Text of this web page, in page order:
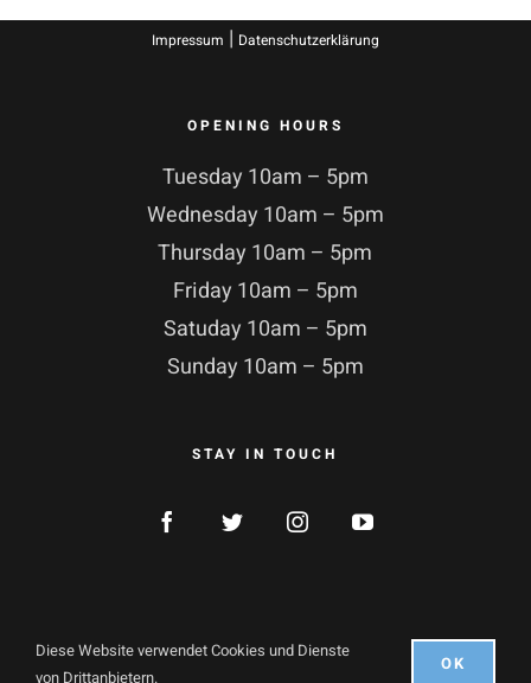
Impressum | Datenschutzerklärung
OPENING HOURS
Tuesday 10am – 5pm
Wednesday 10am – 5pm
Thursday 10am – 5pm
Friday 10am – 5pm
Satuday 10am – 5pm
Sunday 10am – 5pm
STAY IN TOUCH
Diese Website verwendet Cookies und Dienste
von Drittanbietern.
OK